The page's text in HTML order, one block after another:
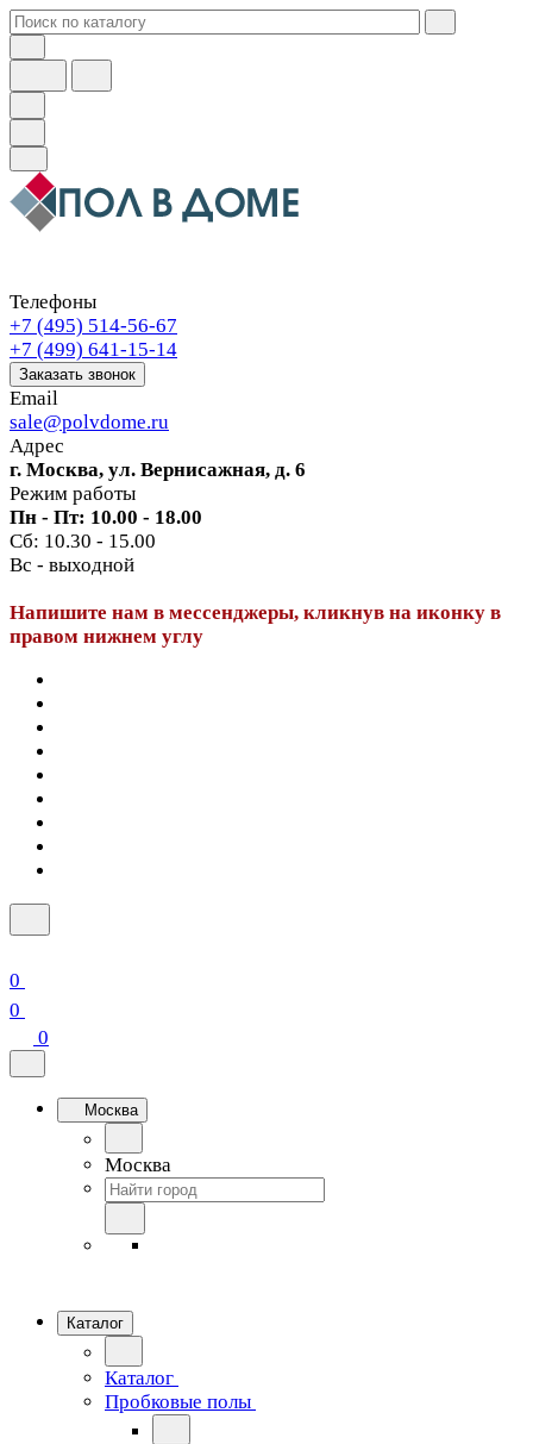
Телефоны
+7 (495) 514-56-67
+7 (499) 641-15-14
Заказать звонок
Email
sale@polvdome.ru
Адрес
г. Москва, ул. Вернисажная, д. 6
Режим работы
Пн - Пт: 10.00 - 18.00
Сб: 10.30 - 15.00
Вс - выходной
Напишите нам в мессенджеры, кликнув на иконку в
правом нижнем углу
0
0
0
Москва
Москва
Каталог
Каталог
Пробковые полы